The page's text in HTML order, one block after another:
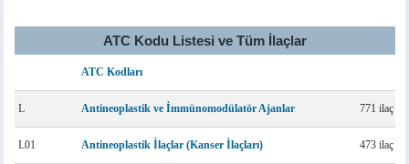
ATC Kodu Listesi ve Tüm İlaçlar
ATC Kodları
L Antineoplastik ve İmmünomodülatör Ajanlar 771 ilaç
L01 Antineoplastik İlaçlar (Kanser İlaçları) 473 ilaç